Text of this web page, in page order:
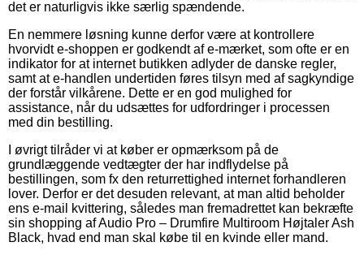
det er naturligvis ikke særlig spændende.
En nemmere løsning kunne derfor være at kontrollere
hvorvidt e-shoppen er godkendt af e-mærket, som ofte er en
indikator for at internet butikken adlyder de danske regler,
samt at e-handlen undertiden føres tilsyn med af sagkyndige
der forstår vilkårene. Dette er en god mulighed for
assistance, når du udsættes for udfordringer i processen
med din bestilling.
I øvrigt tilråder vi at køber er opmærksom på de
grundlæggende vedtægter der har indflydelse på
bestillingen, som fx den returrettighed internet forhandleren
lover. Derfor er det desuden relevant, at man altid beholder
ens e-mail kvittering, således man fremadrettet kan bekræfte
sin shopping af Audio Pro – Drumfire Multiroom Højtaler Ash
Black, hvad end man skal købe til en kvinde eller mand.